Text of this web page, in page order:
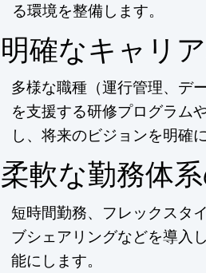
る環境を整備します。
明確なキャリ
多様な職種（運行管理、デ
を支援する研修プログラム
し、将来のビジョンを明確
柔軟な勤務体
短時間勤務、フレックスタ
ブシェアリングなどを導入
能にします。